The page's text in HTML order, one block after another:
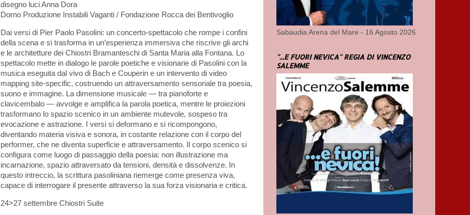
disegno luci Anna Dora
Dorno Produzione Instabili Vaganti / Fondazione Rocca dei Bentivoglio
Dai versi di Pier Paolo Pasolini: un concerto-spettacolo che rompe i confini
della scena e si trasforma in un’esperienza immersiva che riscrive gli archi
e le architetture dei Chiostri Bramanteschi di Santa Maria alla Fontana. Lo
spettacolo mette in dialogo le parole poetiche e visionarie di Pasolini con la
musica eseguita dal vivo di Bach e Couperin e un intervento di video
mapping site-specific, costruendo un attraversamento sensoriale tra poesia,
suono e immagine. La dimensione musicale — tra pianoforte e
clavicembalo — avvolge e amplifica la parola poetica, mentre le proiezioni
trasformano lo spazio scenico in un ambiente mutevole, sospeso tra
evocazione e astrazione. I versi si deformano e si ricompongono,
diventando materia visiva e sonora, in costante relazione con il corpo del
performer, che ne diventa superficie e attraversamento. Il corpo scenico si
configura come luogo di passaggio della poesia: non illustrazione ma
incarnazione, spazio attraversato da tensioni, densità e dissolvenze. In
questo intreccio, la scrittura pasoliniana riemerge come presenza viva,
capace di interrogare il presente attraverso la sua forza visionaria e critica.
24>27 settembre Chiostri Suite
Sabaudia Arena del Mare - 16 Agosto 2026
"...E FUORI NEVICA" REGIA DI VINCENZO
SALEMME